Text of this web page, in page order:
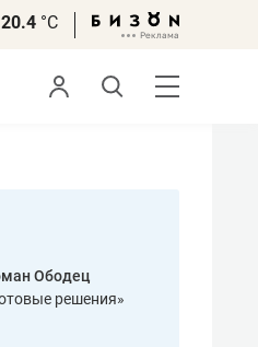
20.4 °С
«Бросско»